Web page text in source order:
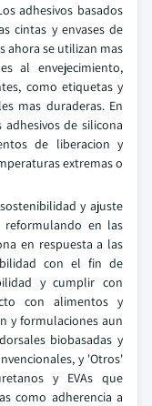
adhesivos basados
cintas y envases de
ahora se utilizan mas
al envejecimiento,
como etiquetas y
mas duraderas. En
de silicona
de liberacion y
extremas o
y ajuste
reformulando en las
en respuesta a las
con el fin de
y cumplir con
con alimentos y
y formulaciones aun
biobasadas y
y 'Otros'
y EVAs que
como adherencia a